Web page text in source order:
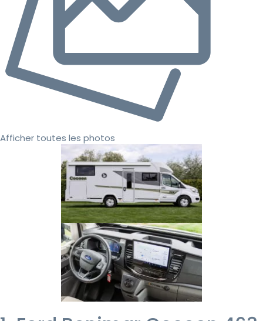
Afficher toutes les photos